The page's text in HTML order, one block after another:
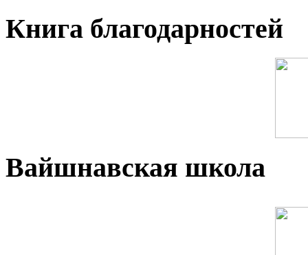
Книга благодарностей
Вайшнавская школа